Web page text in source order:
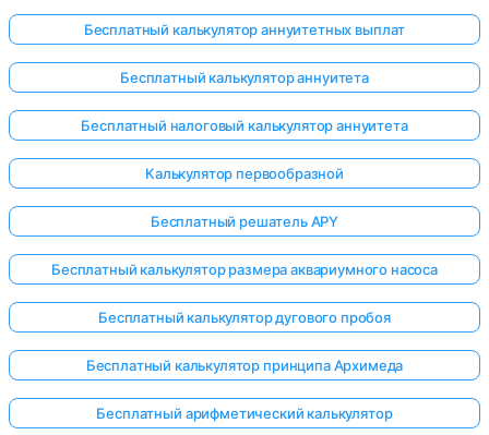
свой
вопрос
Бесплатный калькулятор аннуитетных выплат
Бесплатный калькулятор аннуитета
Бесплатный налоговый калькулятор аннуитета
Калькулятор первообразной
Бесплатный решатель APY
Бесплатный калькулятор размера аквариумного насоса
Бесплатный калькулятор дугового пробоя
Бесплатный калькулятор принципа Архимеда
Бесплатный арифметический калькулятор